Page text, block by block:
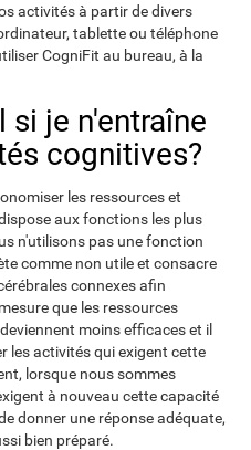
activités à partir de divers
tablette ou téléphone
CogniFit au bureau, à la
si je n'entraîne
cognitives?
les ressources et
aux fonctions les plus
n'utilisons pas une fonction
comme non utile et consacre
connexes afin
que les ressources
moins efficaces et il
les activités qui exigent cette
lorsque nous sommes
à nouveau cette capacité
donner une réponse adéquate,
bien préparé.